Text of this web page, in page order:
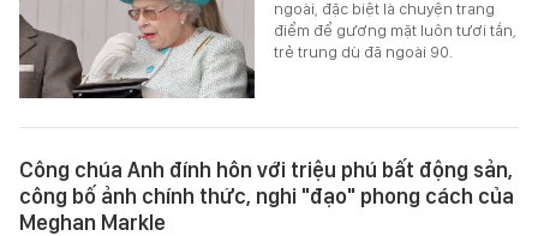
ngoài, đặc biệt là chuyện trang
điểm để gương mặt luôn tươi tắn,
trẻ trung dù đã ngoài 90.
Công chúa Anh đính hôn với triệu phú bất động sản,
công bố ảnh chính thức, nghi "đạo" phong cách của
Meghan Markle